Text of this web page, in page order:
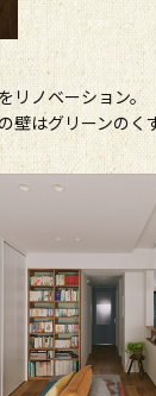
リノベーション。
はグリーンのく